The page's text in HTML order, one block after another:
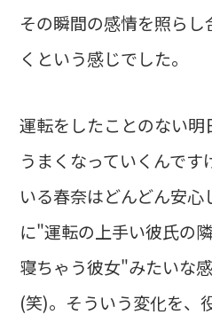
その瞬間の感情を照ら
くという感じでした。
運転をしたことのない
うまくなっていくんです
いる春奈はどんどん安心
に"運転の上手い彼氏の
寝ちゃう彼女"みたいな
(笑)。そういう変化を、